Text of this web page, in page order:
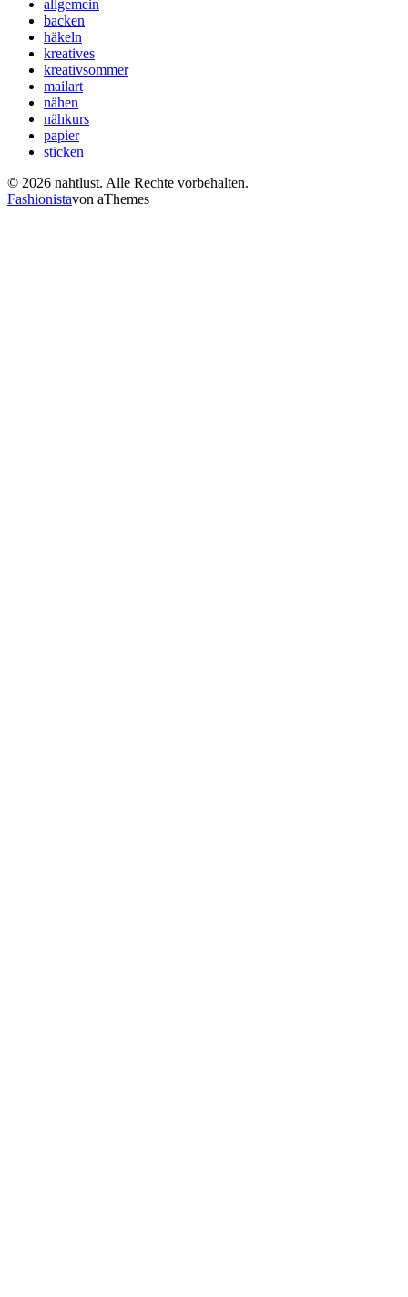
allgemein
backen
häkeln
kreatives
kreativsommer
mailart
nähen
nähkurs
papier
sticken
© 2026 nahtlust. Alle Rechte vorbehalten.
Fashionistavon aThemes